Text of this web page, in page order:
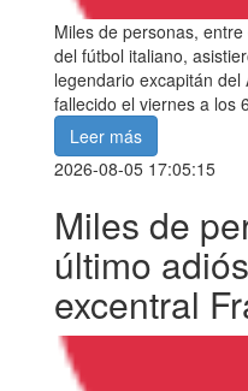
Miles de personas,
del fútbol italiano,
legendario excapitán
fallecido el viernes a los
Leer más
2026-08-05 17:05:15
Miles de
último
excentral